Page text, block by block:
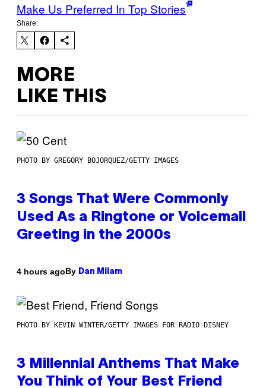
Make Us Preferred In Top Stories
Share:
MORE
LIKE THIS
PHOTO BY GREGORY BOJORQUEZ/GETTY IMAGES
3 Songs That Were Commonly
Used As a Ringtone or Voicemail
Greeting in the 2000s
4 hours agoBy Dan Milam
PHOTO BY KEVIN WINTER/GETTY IMAGES FOR RADIO DISNEY
3 Millennial Anthems That Make
You Think of Your Best Friend